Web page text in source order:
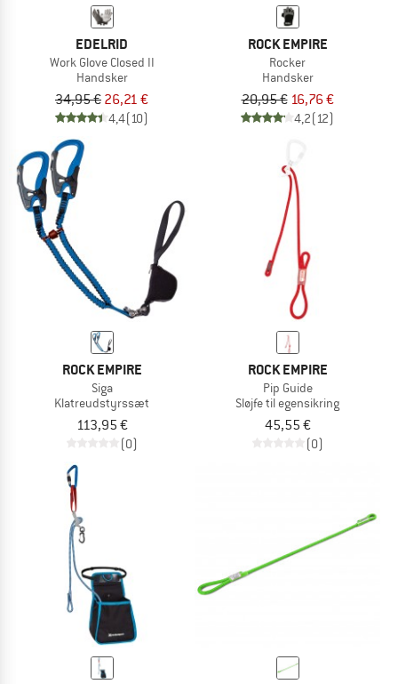
EDELRID
Work Glove Closed II
Handsker
34,95 € 26,21 €
4,4(10)
ROCK EMPIRE
Rocker
Handsker
20,95 € 16,76 €
4,2(12)
ROCK EMPIRE
Siga
Klatreudstyrssæt
113,95 €
(0)
ROCK EMPIRE
Pip Guide
Sløjfe til egensikring
45,55 €
(0)